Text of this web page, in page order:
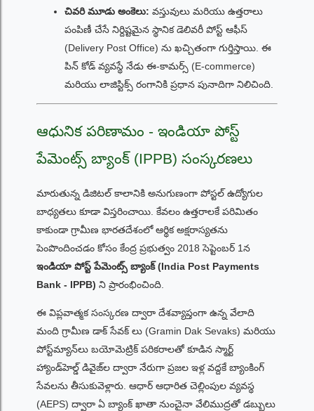
చివరి మూడు అంకెలు: వస్తువులు మరియు ఉత్తరాలు
పంపిణీ చేసే నిర్దిష్టమైన స్థానిక డెలివరీ పోస్ట్ ఆఫీస్
(Delivery Post Office) ను ఖచ్చితంగా గుర్తిస్తాయి. ఈ
పిన్ కోడ్ వ్యవస్థే నేడు ఈ-కామర్స్ (E-commerce)
మరియు లాజిస్టిక్స్ రంగానికి ప్రధాన పునాదిగా నిలిచింది.
ఆధునిక పరిణామం - ఇండియా పోస్ట్
పేమెంట్స్ బ్యాంక్ (IPPB) సంస్కరణలు
మారుతున్న డిజిటల్ కాలానికి అనుగుణంగా పోస్టల్ ఉద్యోగుల
బాధ్యతలు కూడా విస్తరించాయి. కేవలం ఉత్తరాలకే పరిమితం
కాకుండా గ్రామీణ భారతదేశంలో ఆర్థిక అక్షరాస్యతను
పెంపొందించడం కోసం కేంద్ర ప్రభుత్వం 2018 సెప్టెంబర్ 1న
ఇండియా పోస్ట్ పేమెంట్స్ బ్యాంక్ (India Post Payments
Bank - IPPB) ని ప్రారంభించింది.
ఈ విప్లవాత్మక సంస్కరణ ద్వారా దేశవ్యాప్తంగా ఉన్న వేలాది
మంది గ్రామీణ డాక్ సేవక్ లు (Gramin Dak Sevaks) మరియు
పోస్ట్‌మ్యాన్‌లు బయోమెట్రిక్ పరికరాలతో కూడిన స్మార్ట్
హ్యాండ్‌హెల్డ్ డివైజ్‌ల ద్వారా నేరుగా ప్రజల ఇళ్ల వద్దకే బ్యాంకింగ్
సేవలను తీసుకువెళ్లారు. ఆధార్ ఆధారిత చెల్లింపుల వ్యవస్థ
(AEPS) ద్వారా ఏ బ్యాంక్ ఖాతా నుంచైనా వేలిముద్రతో డబ్బులు